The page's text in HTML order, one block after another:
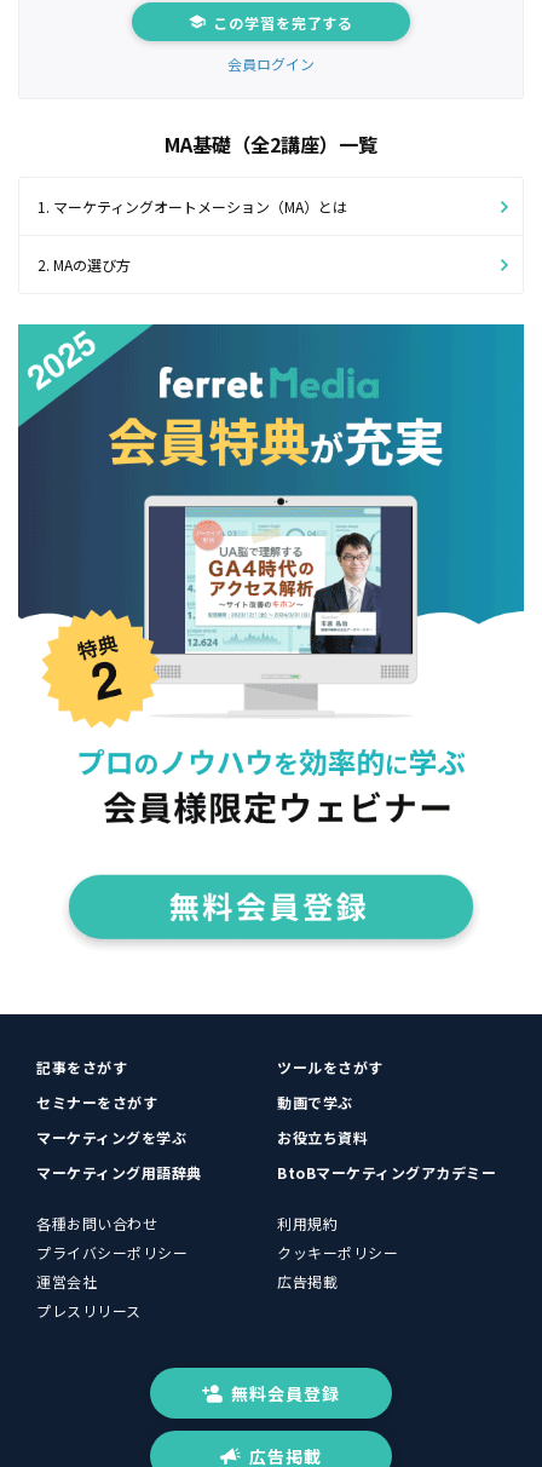
この学習を完了する
会員ログイン
MA基礎（全2講座）一覧
1. マーケティングオートメーション（MA）とは
2. MAの選び方
記事をさがす
ツールをさがす
セミナーをさがす
動画で学ぶ
マーケティングを学ぶ
お役立ち資料
マーケティング用語辞典
BtoBマーケティングアカデミー
各種お問い合わせ
利用規約
プライバシーポリシー
クッキーポリシー
運営会社
広告掲載
プレスリリース
無料会員登録
広告掲載